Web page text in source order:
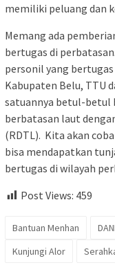
memiliki peluang dan
Memang ada
bertugas di
personil yang
Kabupaten Belu, TTU
satuannya betul-betul
berbatasan laut
(RDTL). Kita akan
bisa mendapatkan
bertugas di wilayah
Post Views: 459
Bantuan Menhan
Kunjungi Alor